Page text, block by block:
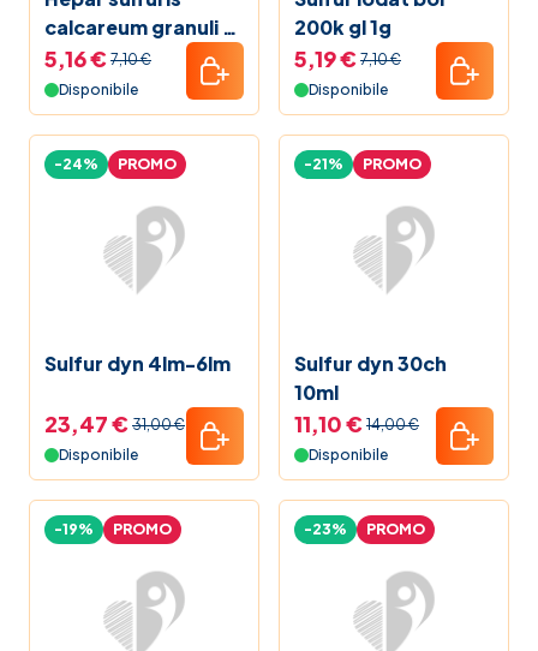
calcareum granuli 1
mk contenitore
monodose
5,16 € 7,10 €
Disponibile
200k gl 1g
5,19 € 7,10 €
Disponibile
Sulfur dyn 4lm-6lm
-24% PROMO
23,47 € 31,00 €
Disponibile
Sulfur dyn 30ch
10ml
-21% PROMO
11,10 € 14,00 €
Disponibile
-19% PROMO -23% PROMO